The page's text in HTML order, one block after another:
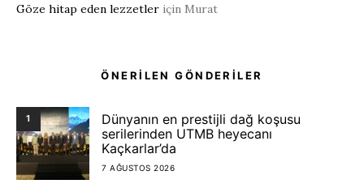
Göze hitap eden lezzetler için Murat
ÖNERİLEN GÖNDERİLER
1
Dünyanın en prestijli dağ koşusu
serilerinden UTMB heyecanı
Kaçkarlar’da
7 AĞUSTOS 2026